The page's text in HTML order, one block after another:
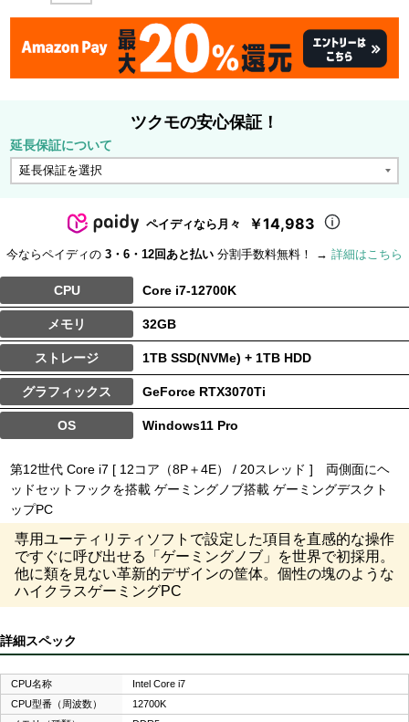
ツクモの安心保証！
延長保証について
ペイディなら月々 ￥14,983
今ならペイディの 3・6・12回あと払い 分割手数料無料！ → 詳細はこちら
CPU Core i7-12700K
メモリ 32GB
ストレージ 1TB SSD(NVMe) + 1TB HDD
グラフィックス GeForce RTX3070Ti
OS Windows11 Pro
第12世代 Core i7 [ 12コア（8P＋4E） / 20スレッド ] 両側面にヘ
ッドセットフックを搭載 ゲーミングノブ搭載 ゲーミングデスクト
ップPC
専用ユーティリティソフトで設定した項目を直感的な操作
ですぐに呼び出せる「ゲーミングノブ」を世界で初採用。
他に類を見ない革新的デザインの筐体。個性の塊のような
ハイクラスゲーミングPC
詳細スペック
CPU名称
Intel Core i7
CPU型番（周波数）
12700K